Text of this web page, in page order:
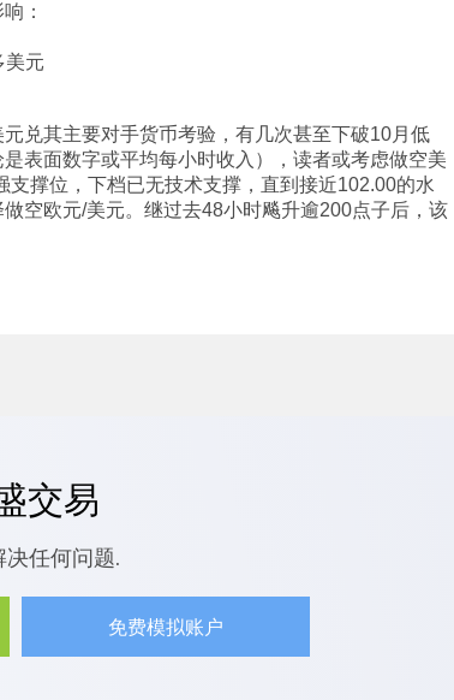
：
美元
兑其主要对手货币考验，有几次甚至下破10月低
表面数字或平均每小时收入），读者或考虑做空美
撑位，下档已无技术支撑，直到接近102.00的水
空欧元/美元。继过去48小时飚升逾200点子后，该
交易
任何问题.
免费模拟账户